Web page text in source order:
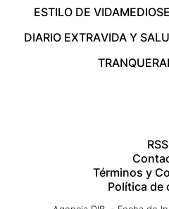
ESTILO DE VIDAMEDIOS
DIARIO EXTRAVIDA Y
TRANQUERA
RSS
Términos y
Política de